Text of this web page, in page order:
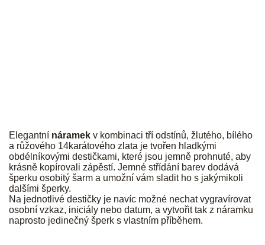
Elegantní náramek v kombinaci tří odstínů, žlutého, bílého
a růžového 14karátového zlata je tvořen hladkými
obdélníkovými destičkami, které jsou jemně prohnuté, aby
krásně kopírovali zápěstí. Jemné střídání barev dodává
šperku osobitý šarm a umožní vám sladit ho s jakýmikoli
dalšími šperky.
Na jednotlivé destičky je navíc možné nechat vygravírovat
osobní vzkaz, iniciály nebo datum, a vytvořit tak z náramku
naprosto jedinečný šperk s vlastním příběhem.